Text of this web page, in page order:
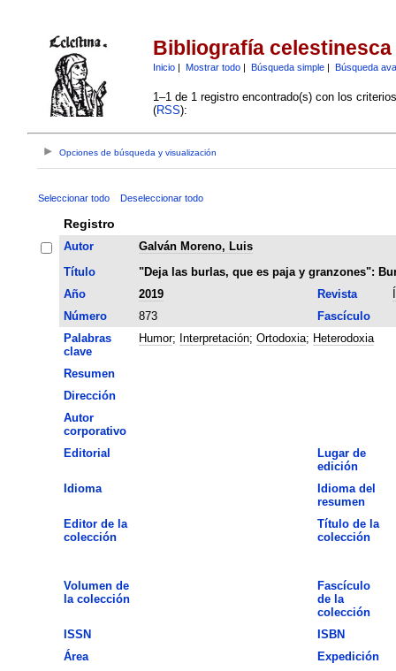
Bibliografía celestinesca
Inicio| Mostrar todo| Búsqueda simple| Búsqueda
1–1 de 1 registro encontrado(s) con los
(RSS):
Opciones de búsqueda y visualización
Seleccionar todo Deseleccionar todo
Registro
Autor
Galván Moreno, Luis
Título
"Deja las burlas, que es paja y granzones":
Año
2019 Revista
Número
873
Fascículo
Palabras
clave
Humor; Interpretación; Ortodoxia; Heterodoxia
Resumen
Dirección
Autor
corporativo
Editorial
Lugar de
edición
Idioma
Idioma del
resumen
Editor de la
colección
Título de la
colección
Volumen de
la colección
Fascículo
de la
colección
ISSN
ISBN
Área
Expedición